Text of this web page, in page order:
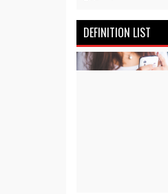
DEFINITION LIST